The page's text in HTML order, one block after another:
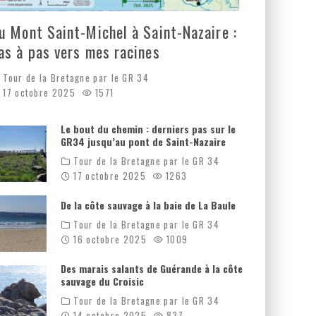
Mont Saint-Michel à Saint-Nazaire :
à pas vers mes racines
Tour de la Bretagne par le GR 34
17 octobre 2025
1571
Le bout du chemin : derniers pas sur le
GR34 jusqu’au pont de Saint-Nazaire
Tour de la Bretagne par le GR 34
17 octobre 2025
1263
De la côte sauvage à la baie de La Baule
Tour de la Bretagne par le GR 34
16 octobre 2025
1009
Des marais salants de Guérande à la côte
sauvage du Croisic
Tour de la Bretagne par le GR 34